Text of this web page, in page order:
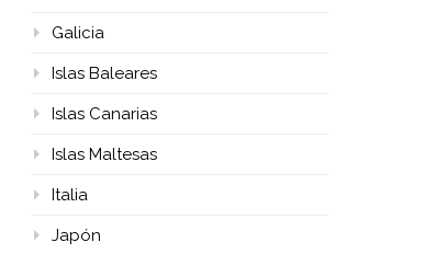
Galicia
Islas Baleares
Islas Canarias
Islas Maltesas
Italia
Japón